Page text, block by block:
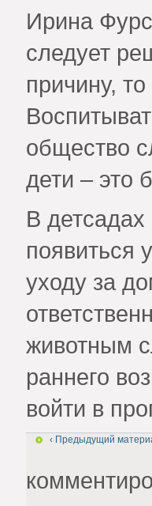
Ирина
следует
причину,
общество
дети – это
В
появиться
уходу за
животным
раннего
войти в
‹ Предыдущий